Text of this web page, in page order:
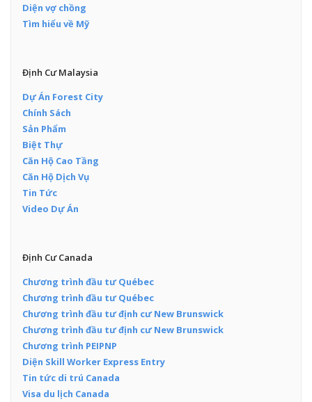
Diện vợ chồng
Tìm hiểu về Mỹ
Định Cư Malaysia
Dự Án Forest City
Chính Sách
Sản Phẩm
Biệt Thự
Căn Hộ Cao Tầng
Căn Hộ Dịch Vụ
Tin Tức
Video Dự Án
Định Cư Canada
Chương trình đầu tư Québec
Chương trình đầu tư Québec
Chương trình đầu tư định cư New Brunswick
Chương trình đầu tư định cư New Brunswick
Chương trình PEIPNP
Diện Skill Worker Express Entry
Tin tức di trú Canada
Visa du lịch Canada